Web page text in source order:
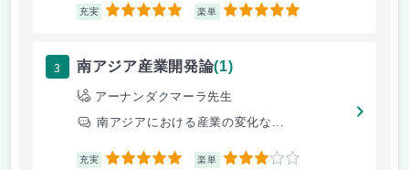
充実 5 楽単 5
3 南アジア産業開発論(1)
アーナンダクマーラ先生
南アジアにおける産業の変化な...
充実 5 楽単 3